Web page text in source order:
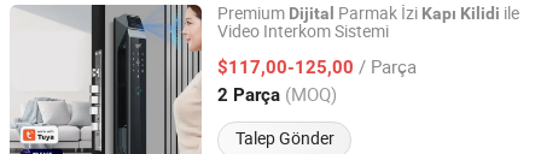
Premium Dijital Parmak İzi Kapı Kilidi ile
Video Interkom Sistemi
$117,00-125,00 / Parça
2 Parça (MOQ)
Talep Gönder
Zhongshan Fuxianglai Hardware Technology Co.,Ltd.
Guangdong, China Fiyat 2025